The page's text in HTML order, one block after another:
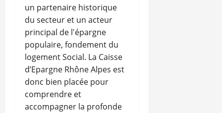
un partenaire historique
du secteur et un acteur
principal de l'épargne
populaire, fondement du
logement Social. La Caisse
d’Epargne Rhône Alpes est
donc bien placée pour
comprendre et
accompagner la profonde